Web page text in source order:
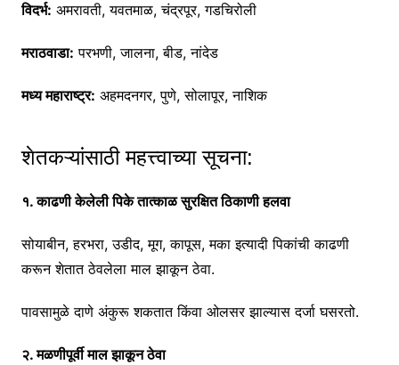
विदर्भ: अमरावती, यवतमाळ, चंद्रपूर, गडचिरोली
मराठवाडा: परभणी, जालना, बीड, नांदेड
मध्य महाराष्ट्र: अहमदनगर, पुणे, सोलापूर, नाशिक
शेतकऱ्यांसाठी महत्त्वाच्या सूचना:
१. काढणी केलेली पिके तात्काळ सुरक्षित ठिकाणी हलवा
सोयाबीन, हरभरा, उडीद, मूग, कापूस, मका इत्यादी पिकांची काढणी
करून शेतात ठेवलेला माल झाकून ठेवा.
पावसामुळे दाणे अंकुरू शकतात किंवा ओलसर झाल्यास दर्जा घसरतो.
२. मळणीपूर्वी माल झाकून ठेवा